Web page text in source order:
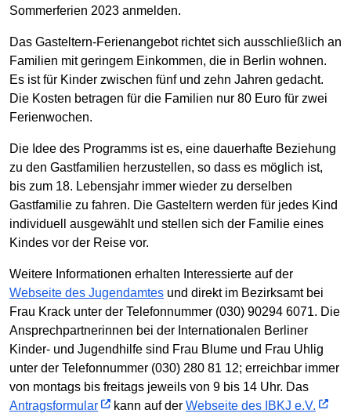
Sommerferien 2023 anmelden.
Das Gasteltern-Ferienangebot richtet sich ausschließlich an
Familien mit geringem Einkommen, die in Berlin wohnen.
Es ist für Kinder zwischen fünf und zehn Jahren gedacht.
Die Kosten betragen für die Familien nur 80 Euro für zwei
Ferienwochen.
Die Idee des Programms ist es, eine dauerhafte Beziehung
zu den Gastfamilien herzustellen, so dass es möglich ist,
bis zum 18. Lebensjahr immer wieder zu derselben
Gastfamilie zu fahren. Die Gasteltern werden für jedes Kind
individuell ausgewählt und stellen sich der Familie eines
Kindes vor der Reise vor.
Weitere Informationen erhalten Interessierte auf der
Webseite des Jugendamtes und direkt im Bezirksamt bei
Frau Krack unter der Telefonnummer (030) 90294 6071. Die
Ansprechpartnerinnen bei der Internationalen Berliner
Kinder- und Jugendhilfe sind Frau Blume und Frau Uhlig
unter der Telefonnummer (030) 280 81 12; erreichbar immer
von montags bis freitags jeweils von 9 bis 14 Uhr. Das
Antragsformular
kann auf der Webseite des IBKJ e.V.